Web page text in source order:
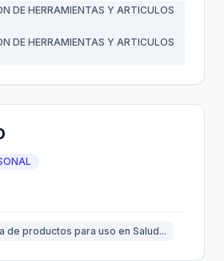
DE HERRAMIENTAS Y ARTICULOS
DE HERRAMIENTAS Y ARTICULOS
de productos para uso en Salud...